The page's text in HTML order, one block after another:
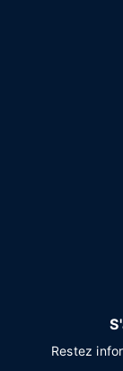
Restez